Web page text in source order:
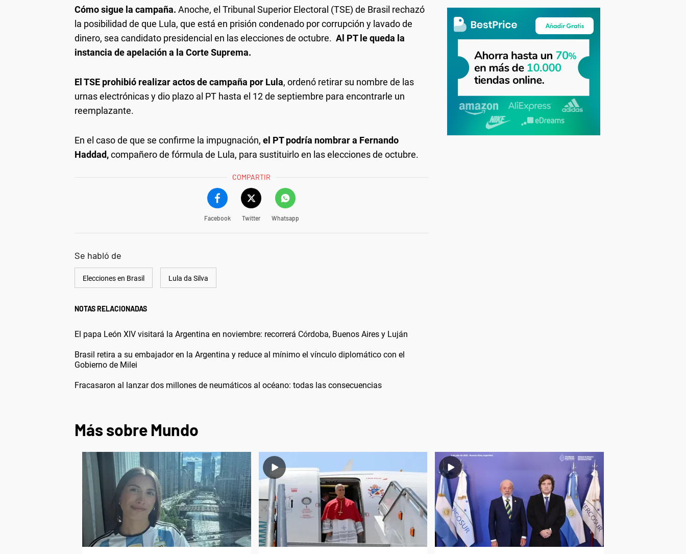
Cómo sigue la campaña. Anoche, el Tribunal Superior Electoral (TSE) de Brasil rechazó
la posibilidad de que Lula, que está en prisión condenado por corrupción y lavado de
dinero, sea candidato presidencial en las elecciones de octubre. Al PT le queda la
instancia de apelación a la Corte Suprema.
El TSE prohibió realizar actos de campaña por Lula, ordenó retirar su nombre de las
urnas electrónicas y dio plazo al PT hasta el 12 de septiembre para encontrarle un
reemplazante.
En el caso de que se confirme la impugnación, el PT podría nombrar a Fernando
Haddad,compañero de fórmula de Lula, para sustituirlo en las elecciones de octubre.
COMPARTIR
Facebook Twitter Whatsapp
Se habló de
Elecciones en Brasil Lula da Silva
NOTAS RELACIONADAS
El papa León XIV visitará la Argentina en noviembre: recorrerá Córdoba, Buenos Aires y Luján
Brasil retira a su embajador en la Argentina y reduce al mínimo el vínculo diplomático con el
Gobierno de Milei
Fracasaron al lanzar dos millones de neumáticos al océano: todas las consecuencias
Más sobre Mundo